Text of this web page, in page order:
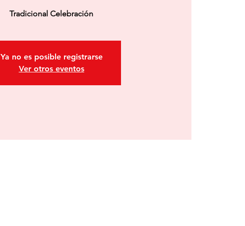
Tradicional Celebración
Ya no es posible registrarse
Ver otros eventos